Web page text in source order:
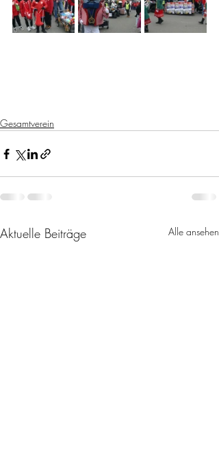
Gesamtverein
Aktuelle Beiträge Alle ansehen